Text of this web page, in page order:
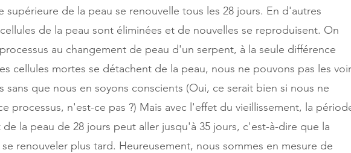
supérieure de la peau se renouvelle tous les 28 jours. En d'autres
de la peau sont éliminées et de nouvelles se reproduisent. On
au changement de peau d'un serpent, à la seule différence
cellules mortes se détachent de la peau, nous ne pouvons pas les
sans que nous en soyons conscients (Oui, ce serait bien si nous ne
processus, n'est-ce pas ?) Mais avec l'effet du vieillissement, la
la peau de 28 jours peut aller jusqu'à 35 jours, c'est-à-dire que la
renouveler plus tard. Heureusement, nous sommes en mesure de